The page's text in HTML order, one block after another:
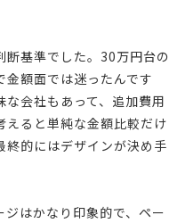
断基準でした。30万円台の
額面では迷ったんです
会社もあって、追加費用
えると単純な金額比較だけ
終的にはデザインが決め手
はかなり印象的で、ペー